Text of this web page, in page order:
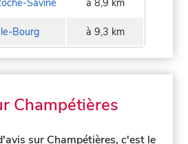
Bourg à 9,3 km
Champétières
sur Champétières, c'est le